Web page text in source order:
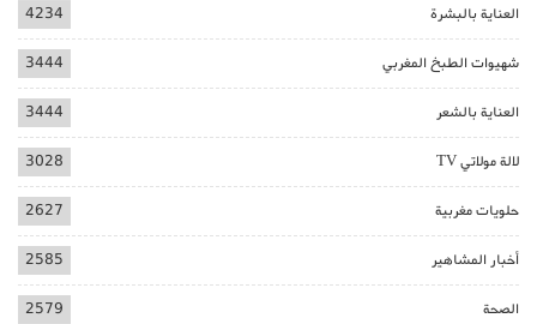
العناية بالبشرة 4234
شهيوات الطبخ المغربي 3444
العناية بالشعر 3444
لالة مولاتي TV 3028
حلويات مغربية 2627
أخبار المشاهير 2585
الصحة 2579